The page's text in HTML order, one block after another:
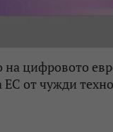
цифровото
ЕС от чужди